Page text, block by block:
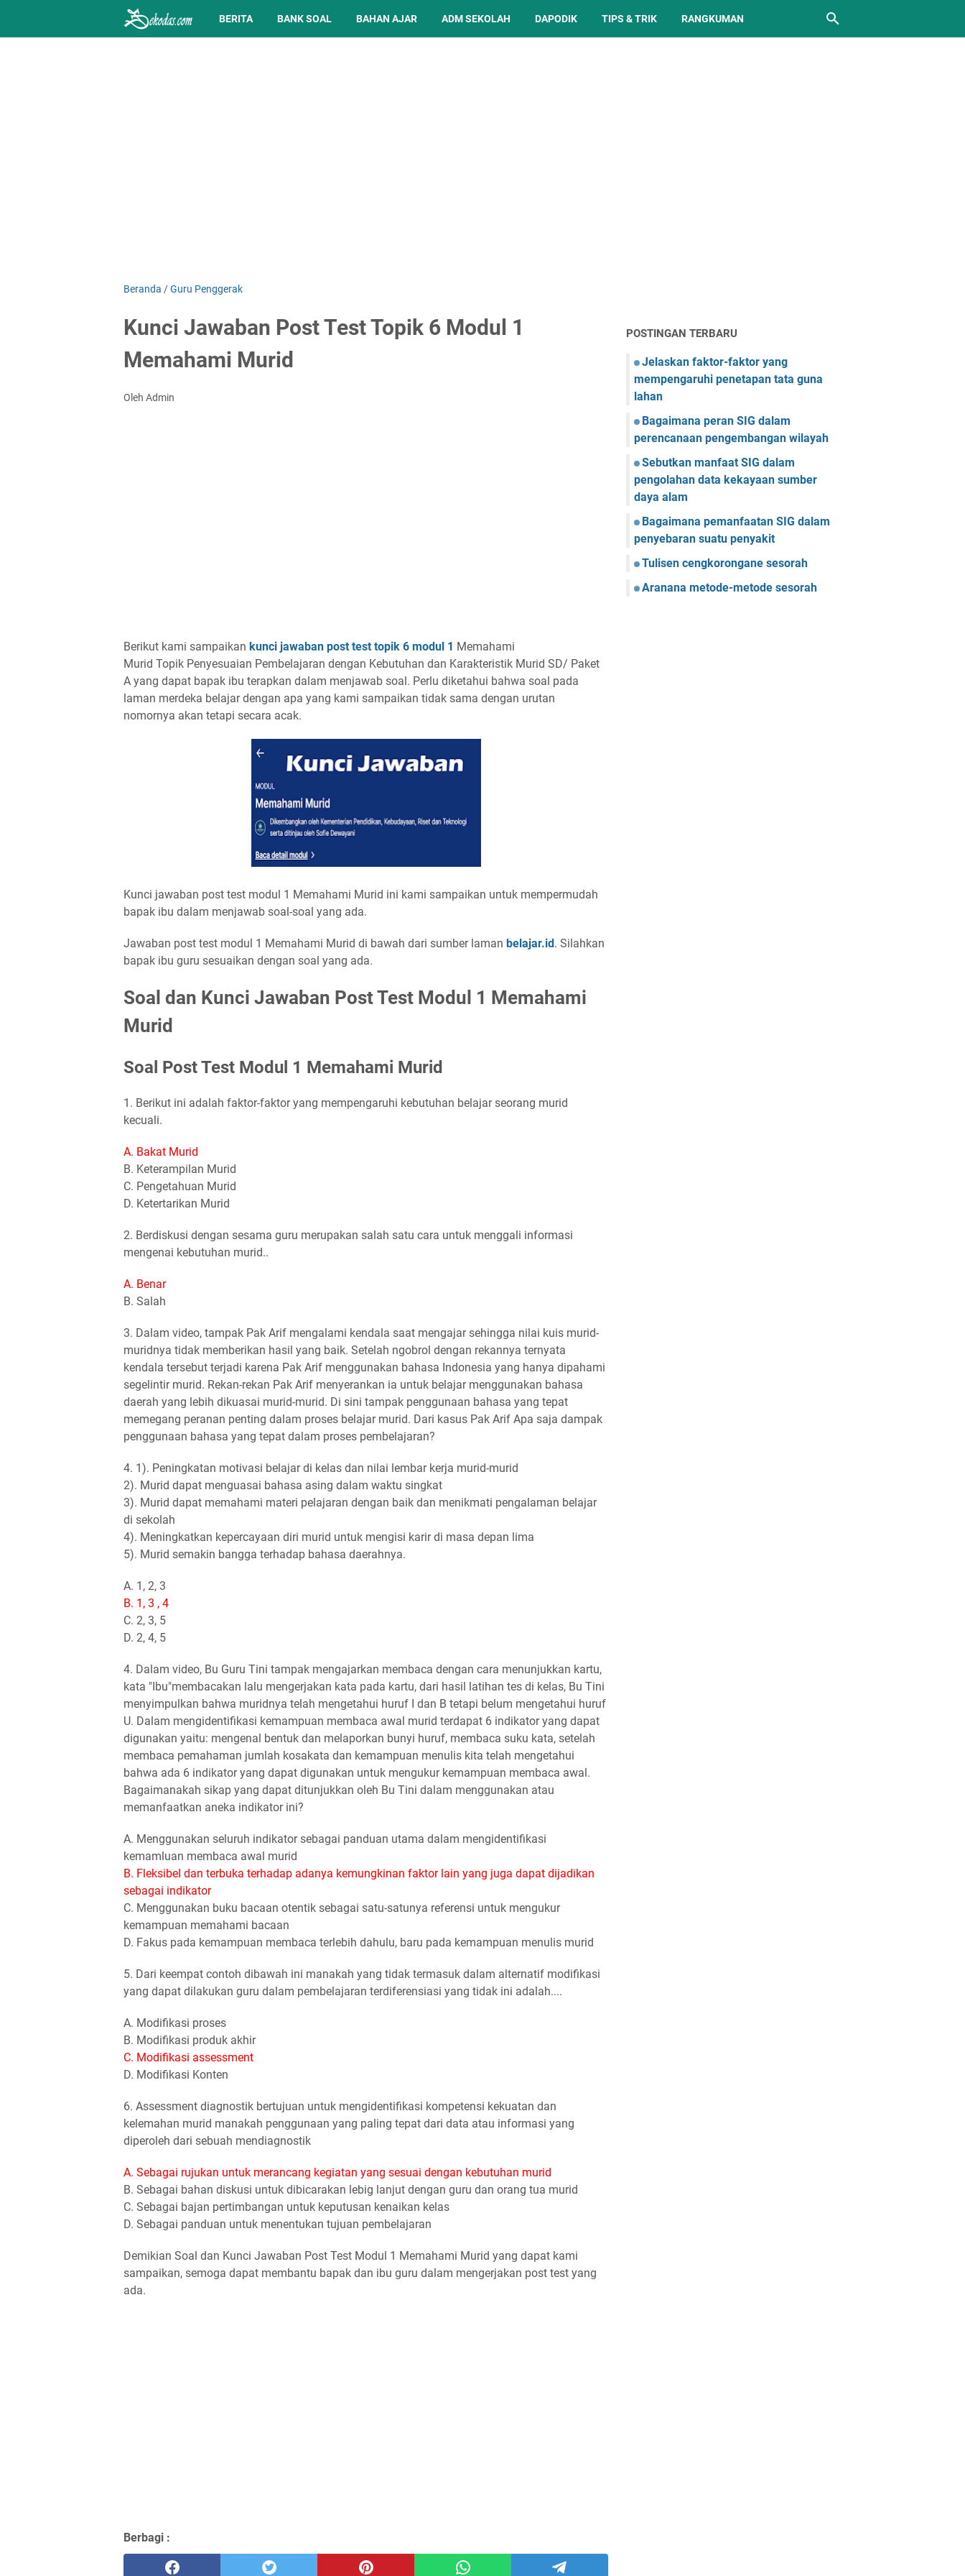
BERITA BANK SOAL BAHAN AJAR ADM SEKOLAH DAPODIK TIPS & TRIK RANGKUMAN
Beranda /Guru Penggerak
Kunci Jawaban Post Test Topik 6 Modul 1
Memahami Murid
Oleh Admin
Berikut kami sampaikan kunci jawaban post test topik 6 modul 1 Memahami
Murid Topik Penyesuaian Pembelajaran dengan Kebutuhan dan Karakteristik Murid SD/ Paket
A yang dapat bapak ibu terapkan dalam menjawab soal. Perlu diketahui bahwa soal pada
laman merdeka belajar dengan apa yang kami sampaikan tidak sama dengan urutan
nomornya akan tetapi secara acak.
Kunci jawaban post test modul 1 Memahami Murid ini kami sampaikan untuk mempermudah
bapak ibu dalam menjawab soal-soal yang ada.
Jawaban post test modul 1 Memahami Murid di bawah dari sumber laman belajar.id. Silahkan
bapak ibu guru sesuaikan dengan soal yang ada.
Soal dan Kunci Jawaban Post Test Modul 1 Memahami
Murid
Soal Post Test Modul 1 Memahami Murid
1. Berikut ini adalah faktor-faktor yang mempengaruhi kebutuhan belajar seorang murid
kecuali.
A. Bakat Murid
B. Keterampilan Murid
C. Pengetahuan Murid
D. Ketertarikan Murid
2. Berdiskusi dengan sesama guru merupakan salah satu cara untuk menggali informasi
mengenai kebutuhan murid..
A. Benar
B. Salah
3. Dalam video, tampak Pak Arif mengalami kendala saat mengajar sehingga nilai kuis murid-
muridnya tidak memberikan hasil yang baik. Setelah ngobrol dengan rekannya ternyata
kendala tersebut terjadi karena Pak Arif menggunakan bahasa Indonesia yang hanya dipahami
segelintir murid. Rekan-rekan Pak Arif menyerankan ia untuk belajar menggunakan bahasa
daerah yang lebih dikuasai murid-murid. Di sini tampak penggunaan bahasa yang tepat
memegang peranan penting dalam proses belajar murid. Dari kasus Pak Arif Apa saja dampak
penggunaan bahasa yang tepat dalam proses pembelajaran?
4. 1). Peningkatan motivasi belajar di kelas dan nilai lembar kerja murid-murid
2). Murid dapat menguasai bahasa asing dalam waktu singkat
3). Murid dapat memahami materi pelajaran dengan baik dan menikmati pengalaman belajar
di sekolah
4). Meningkatkan kepercayaan diri murid untuk mengisi karir di masa depan lima
5). Murid semakin bangga terhadap bahasa daerahnya.
A. 1, 2, 3
B. 1, 3 , 4
C. 2, 3, 5
D. 2, 4, 5
4. Dalam video, Bu Guru Tini tampak mengajarkan membaca dengan cara menunjukkan kartu,
kata "Ibu"membacakan lalu mengerjakan kata pada kartu, dari hasil latihan tes di kelas, Bu Tini
menyimpulkan bahwa muridnya telah mengetahui huruf I dan B tetapi belum mengetahui huruf
U. Dalam mengidentifikasi kemampuan membaca awal murid terdapat 6 indikator yang dapat
digunakan yaitu: mengenal bentuk dan melaporkan bunyi huruf, membaca suku kata, setelah
membaca pemahaman jumlah kosakata dan kemampuan menulis kita telah mengetahui
bahwa ada 6 indikator yang dapat digunakan untuk mengukur kemampuan membaca awal.
Bagaimanakah sikap yang dapat ditunjukkan oleh Bu Tini dalam menggunakan atau
memanfaatkan aneka indikator ini?
A. Menggunakan seluruh indikator sebagai panduan utama dalam mengidentifikasi
kemamluan membaca awal murid
B. Fleksibel dan terbuka terhadap adanya kemungkinan faktor lain yang juga dapat dijadikan
sebagai indikator
C. Menggunakan buku bacaan otentik sebagai satu-satunya referensi untuk mengukur
kemampuan memahami bacaan
D. Fakus pada kemampuan membaca terlebih dahulu, baru pada kemampuan menulis murid
5. Dari keempat contoh dibawah ini manakah yang tidak termasuk dalam alternatif modifikasi
yang dapat dilakukan guru dalam pembelajaran terdiferensiasi yang tidak ini adalah....
A. Modifikasi proses
B. Modifikasi produk akhir
C. Modifikasi assessment
D. Modifikasi Konten
6. Assessment diagnostik bertujuan untuk mengidentifikasi kompetensi kekuatan dan
kelemahan murid manakah penggunaan yang paling tepat dari data atau informasi yang
diperoleh dari sebuah mendiagnostik
A. Sebagai rujukan untuk merancang kegiatan yang sesuai dengan kebutuhan murid
B. Sebagai bahan diskusi untuk dibicarakan lebig lanjut dengan guru dan orang tua murid
C. Sebagai bajan pertimbangan untuk keputusan kenaikan kelas
D. Sebagai panduan untuk menentukan tujuan pembelajaran
Demikian Soal dan Kunci Jawaban Post Test Modul 1 Memahami Murid yang dapat kami
sampaikan, semoga dapat membantu bapak dan ibu guru dalam mengerjakan post test yang
ada.
Berbagi :
POSTINGAN TERBARU
Jelaskan faktor-faktor yang
mempengaruhi penetapan tata guna
lahan
Bagaimana peran SIG dalam
perencanaan pengembangan wilayah
Sebutkan manfaat SIG dalam
pengolahan data kekayaan sumber
daya alam
Bagaimana pemanfaatan SIG dalam
penyebaran suatu penyakit
Tulisen cengkorongane sesorah
Aranana metode-metode sesorah